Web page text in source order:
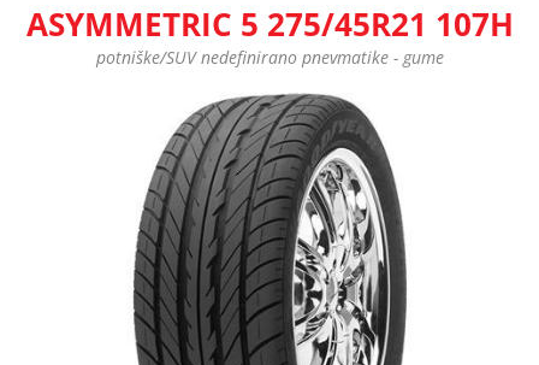
ASYMMETRIC 5 275/45R21 107H
potniške/SUV nedefinirano pnevmatike - gume